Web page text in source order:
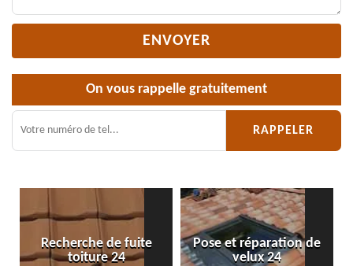
On vous rappelle gratuitement
Recherche de fuite
toiture 24
Pose et réparation de
velux 24